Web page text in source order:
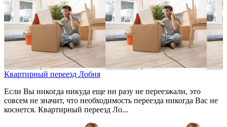
Квартирный переезд Лобня
Если Вы никогда никуда еще ни разу не переезжали, это
совсем не значит, что необходимость переезда никогда Вас не
коснется. Квартирный переезд Ло...